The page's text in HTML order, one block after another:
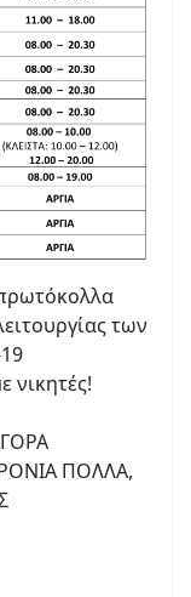
των
νικητές!
ΠΟΛΛΑ,